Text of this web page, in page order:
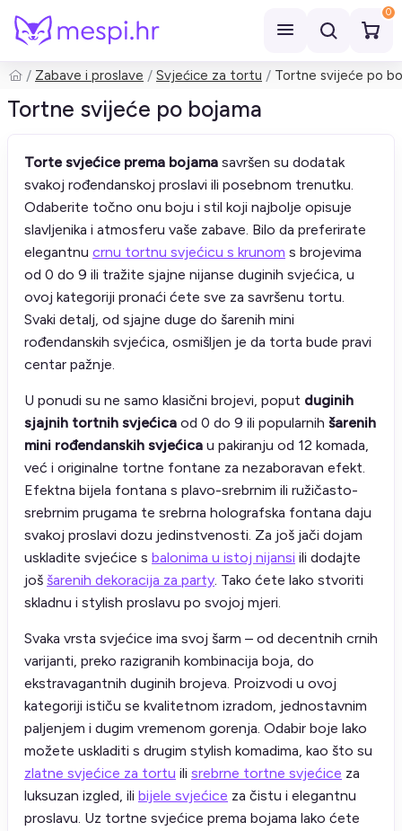
0
Pretraži
Zabave i proslave Svjećice za tortu Tortne svijeće po
Tortne svijeće po bojama
Torte svjećice prema bojama savršen su dodatak
svakoj rođendanskoj proslavi ili posebnom trenutku.
Odaberite točno onu boju i stil koji najbolje opisuje
slavljenika i atmosferu vaše zabave. Bilo da preferirate
elegantnu crnu tortnu svjećicu s krunom s brojevima
od 0 do 9 ili tražite sjajne nijanse duginih svjećica, u
ovoj kategoriji pronaći ćete sve za savršenu tortu.
Svaki detalj, od sjajne duge do šarenih mini
rođendanskih svjećica, osmišljen je da torta bude pravi
centar pažnje.
U ponudi su ne samo klasični brojevi, poput duginih
sjajnih tortnih svjećica od 0 do 9 ili popularnih šarenih
mini rođendanskih svjećica u pakiranju od 12 komada,
već i originalne tortne fontane za nezaboravan efekt.
Efektna bijela fontana s plavo-srebrnim ili ružičasto-
srebrnim prugama te srebrna holografska fontana daju
svakoj proslavi dozu jedinstvenosti. Za još jači dojam
uskladite svjećice s balonima u istoj nijansi ili dodajte
još šarenih dekoracija za party. Tako ćete lako stvoriti
skladnu i stylish proslavu po svojoj mjeri.
Svaka vrsta svjećice ima svoj šarm – od decentnih crnih
varijanti, preko razigranih kombinacija boja, do
ekstravagantnih duginih brojeva. Proizvodi u ovoj
kategoriji ističu se kvalitetnom izradom, jednostavnim
paljenjem i dugim vremenom gorenja. Odabir boje lako
možete uskladiti s drugim stylish komadima, kao što su
zlatne svjećice za tortu ili srebrne tortne svjećice za
luksuzan izgled, ili bijele svjećice za čistu i elegantnu
proslavu. Uz tortne svjećice prema bojama lako ćete